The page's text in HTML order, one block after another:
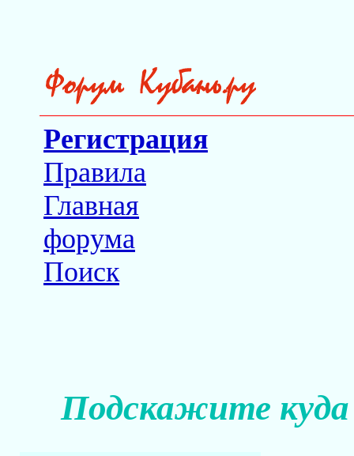
Регистрация
Правила
Главная
форума
Поиск
Подскажите